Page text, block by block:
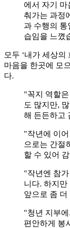
에서 자기
춰가는 과정
과 수행의 통
습임을 느꼈
모두 ‘내가 세상
마음을 한곳에 모
다.
"꼭지 역할
도 많지만,
해 든든하고
"작년에 이
으로는 간절
할 수 있어
"작년엔 참
니다. 하지만
앞으로 좀
"청년 지부
편안하게 봉